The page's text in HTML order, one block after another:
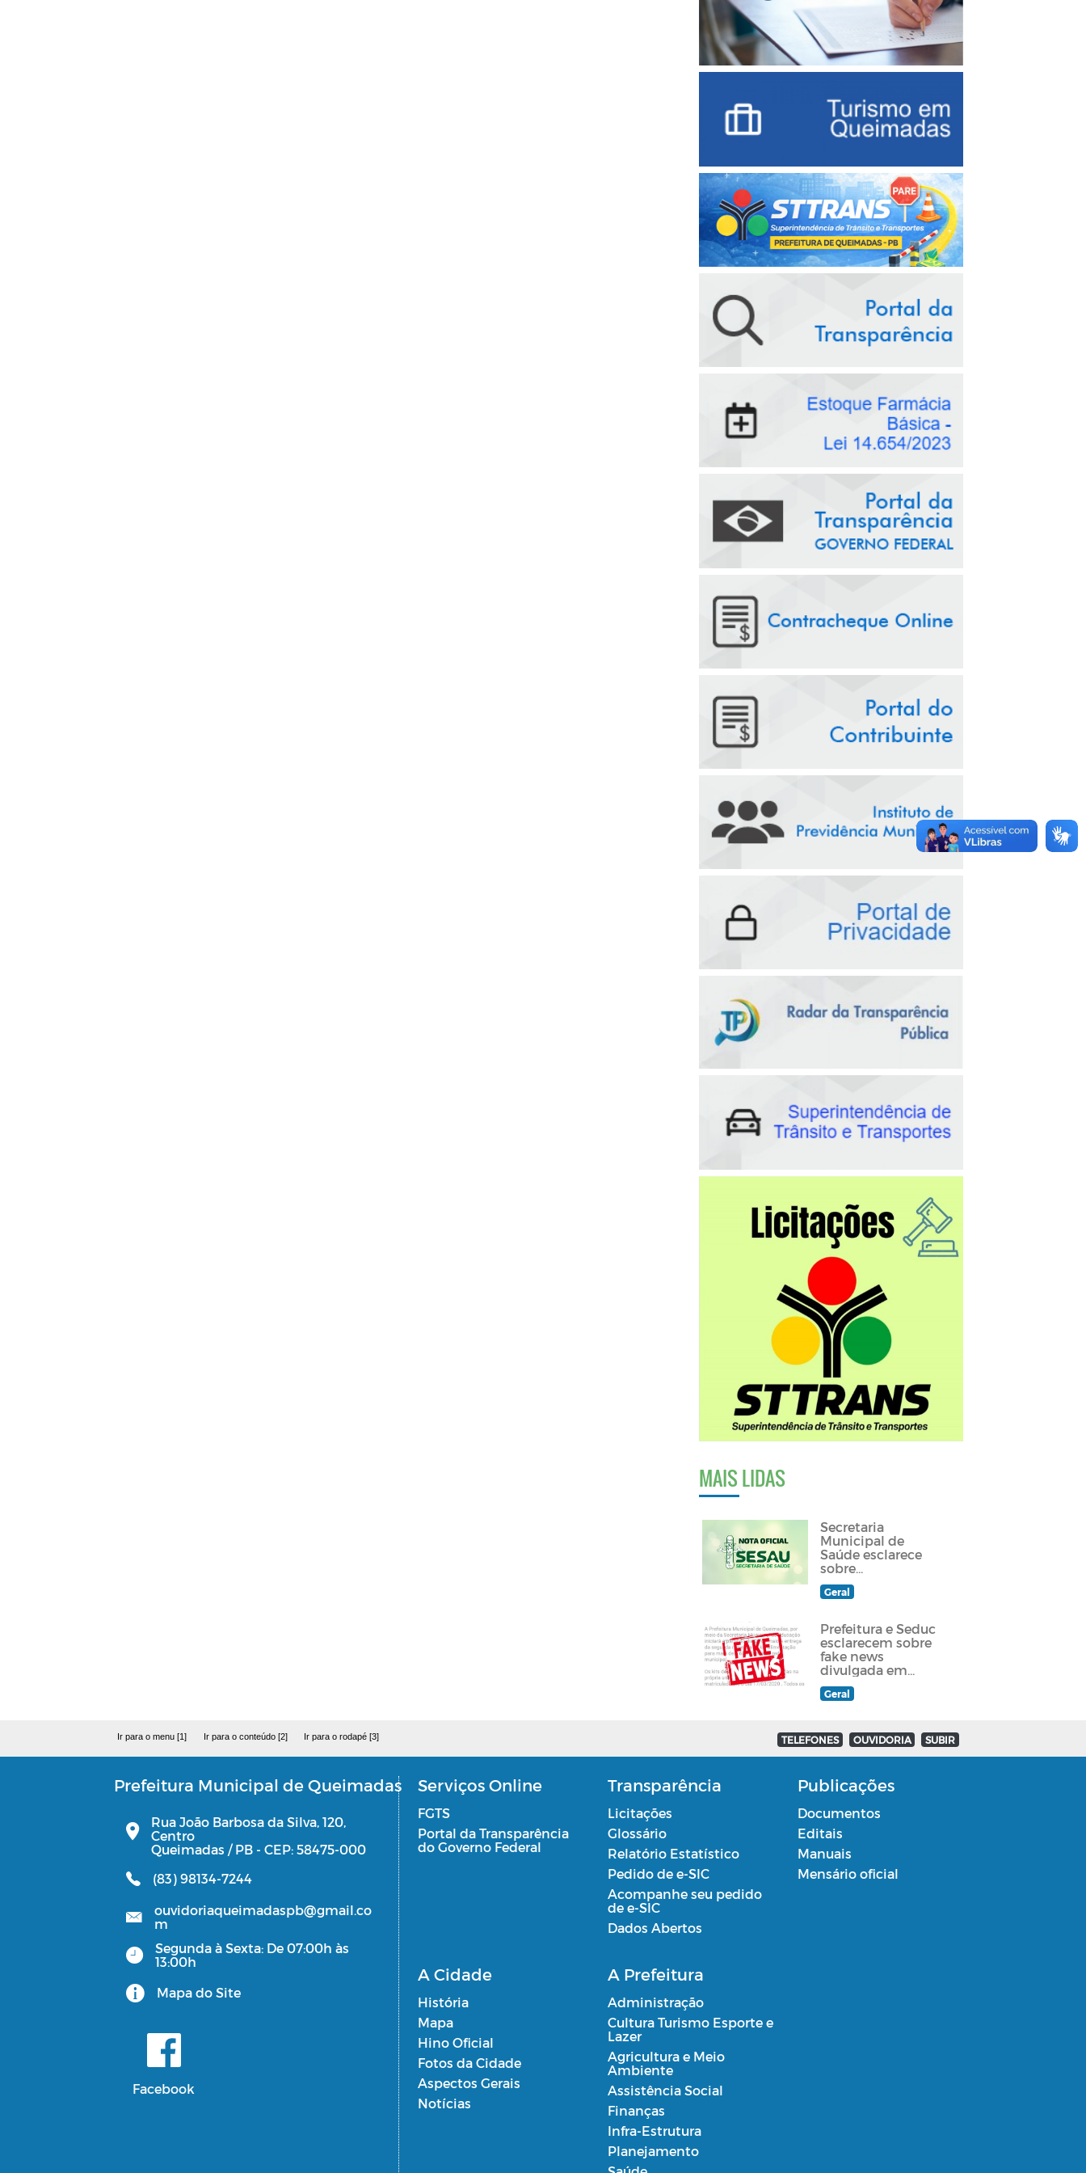
MAIS LIDAS
Secretaria
Municipal de
Saúde esclarece
sobre
atendimento a
paciente
Geral
Prefeitura e Seduc
esclarecem sobre
fake news
divulgada em
grupos de
Whatsapp e redes
Geral
Ir para o menu [1] Ir para o conteúdo [2] Ir para o rodapé [3] TELEFONES OUVIDORIA SUBIR
Prefeitura Municipal de Queimadas
Rua João Barbosa da Silva, 120,
Centro
Queimadas / PB - CEP: 58475-000
(83) 98134-7244
ouvidoriaqueimadaspb@gmail.co
m
Segunda à Sexta: De 07:00h às
13:00h
Mapa do Site
Facebook
Serviços Online
FGTS
Portal da Transparência
do Governo Federal
Transparência
Licitações
Glossário
Relatório Estatístico
Pedido de e-SIC
Acompanhe seu pedido
de e-SIC
Dados Abertos
Publicações
Documentos
Editais
Manuais
Mensário oficial
A Cidade
História
Mapa
Hino Oficial
Fotos da Cidade
Aspectos Gerais
Notícias
A Prefeitura
Administração
Cultura Turismo Esporte e
Lazer
Agricultura e Meio
Ambiente
Assistência Social
Finanças
Infra-Estrutura
Planejamento